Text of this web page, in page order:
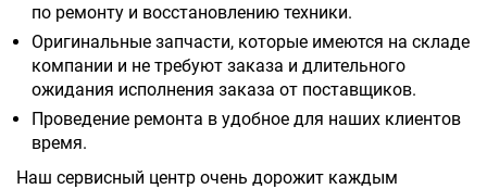
по ремонту и восстановлению техники.
Оригинальные запчасти, которые имеются на складе
компании и не требуют заказа и длительного
ожидания исполнения заказа от поставщиков.
Проведение ремонта в удобное для наших клиентов
время.
Наш сервисный центр очень дорожит каждым